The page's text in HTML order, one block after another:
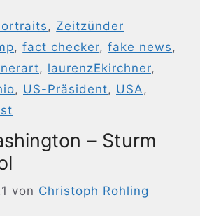
, Zeitzünder
,fact checker,fake news ,
, laurenzEkirchner,
, US-Präsident, USA ,
– Sturm
von Christoph Rohling